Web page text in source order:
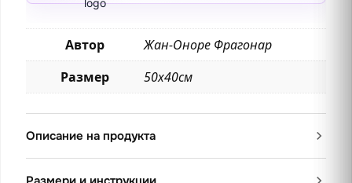
Автор
Жан-Оноре Фрагонар
Размер
50х40см
Описание на продукта